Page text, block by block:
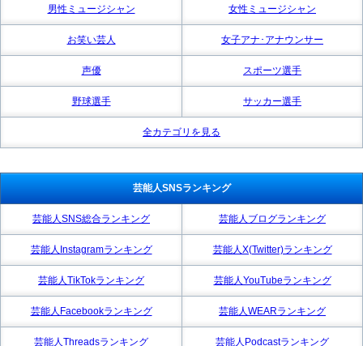
男性ミュージシャン 女性ミュージシャン
お笑い芸人 女子アナ･アナウンサー
声優 スポーツ選手
野球選手 サッカー選手
全カテゴリを見る
芸能人SNSランキング
芸能人SNS総合ランキング 芸能人ブログランキング
芸能人Instagramランキング 芸能人X(Twitter)ランキング
芸能人TikTokランキング 芸能人YouTubeランキング
芸能人Facebookランキング 芸能人WEARランキング
芸能人Threadsランキング 芸能人Podcastランキング